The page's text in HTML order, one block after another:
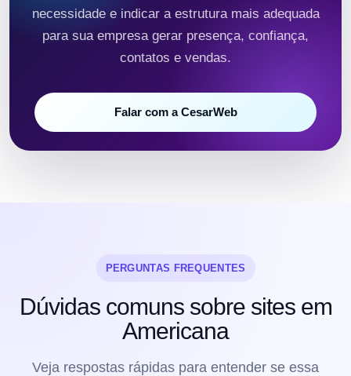
necessidade e indicar a estrutura mais adequada
para sua empresa gerar presença, confiança,
contatos e vendas.
Falar com a CesarWeb
PERGUNTAS FREQUENTES
Dúvidas comuns sobre sites em
Americana
Veja respostas rápidas para entender se essa